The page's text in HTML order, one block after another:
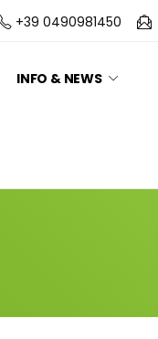
+39 0490981450
INFO & NEWS